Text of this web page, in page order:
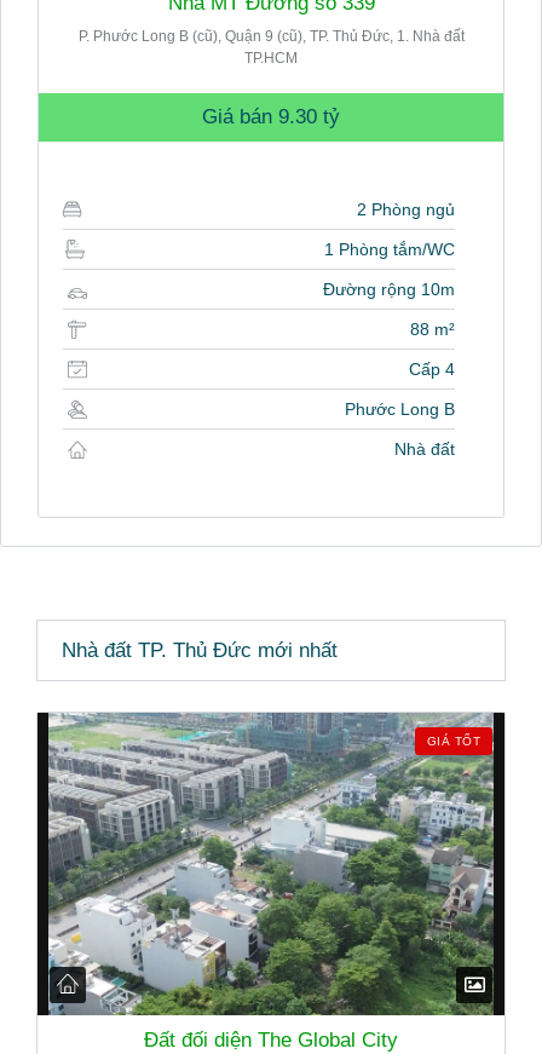
P. Phước Long B (cũ), Quận 9 (cũ), TP. Thủ Đức, 1. Nhà đất
TP.HCM
Giá bán 9.30 tỷ
2 Phòng ngủ
1 Phòng tắm/WC
Đường rộng 10m
88 m²
Cấp 4
Phước Long B
Nhà đất
Nhà đất TP. Thủ Đức mới nhất
GIÁ TỐT
Đất đối diện The Global City